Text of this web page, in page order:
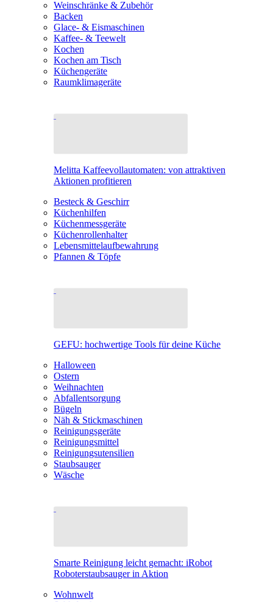
Weinschränke & Zubehör
Backen
Glace- & Eismaschinen
Kaffee- & Teewelt
Kochen
Kochen am Tisch
Küchengeräte
Raumklimageräte
Melitta Kaffeevollautomaten: von attraktiven
Aktionen profitieren
Besteck & Geschirr
Küchenhilfen
Küchenmessgeräte
Küchenrollenhalter
Lebensmittelaufbewahrung
Pfannen & Töpfe
GEFU: hochwertige Tools für deine Küche
Halloween
Ostern
Weihnachten
Abfallentsorgung
Bügeln
Näh & Stickmaschinen
Reinigungsgeräte
Reinigungsmittel
Reinigungsutensilien
Staubsauger
Wäsche
Smarte Reinigung leicht gemacht: iRobot
Roboterstaubsauger in Aktion
Wohnwelt